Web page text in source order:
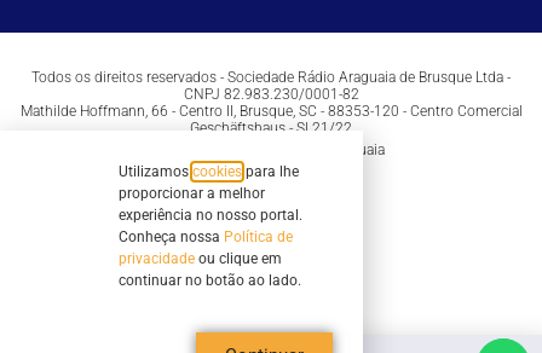
Todos os direitos reservados - Sociedade Rádio Araguaia de Brusque Ltda -
CNPJ 82.983.230/0001-82
Mathilde Hoffmann, 66 - Centro II, Brusque, SC - 88353-120 - Centro Comercial
Geschäftshaus - Sl 21/22
Copyright © 2026 | Rádio Araguaia
Utilizamos cookies para lhe
proporcionar a melhor
experiência no nosso portal.
Conheça nossa Política de
privacidade ou clique em
continuar no botão ao lado.